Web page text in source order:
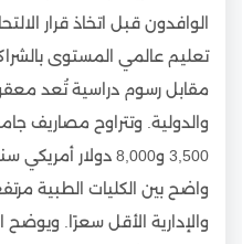
الوافدون قبل اتخاذ قرار
مقابل رسوم دراسية تُعد
والدولية. وتتراوح مصاريف
3,500 و8,000
واضح بين الكليات الطبية
والإدارية الأقل سعرًا. ويوضح